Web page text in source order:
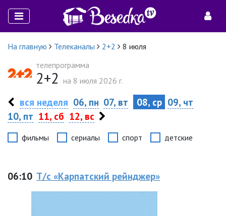
На главную Телеканалы 2+2
8 июля
телепрограмма
2+2 на 8 июля 2026 г.
вся неделя 06, пн 07, вт 08, ср 09, чт
10, пт 11, сб 12, вс
фильмы сериалы спорт детские
06:10 Т/с «Карпатский рейнджер»